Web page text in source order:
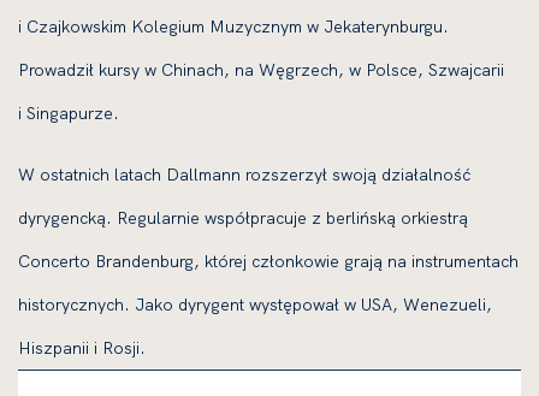
i Czajkowskim Kolegium Muzycznym w Jekaterynburgu.
Prowadził kursy w Chinach, na Węgrzech, w Polsce, Szwajcarii
i Singapurze.
W ostatnich latach Dallmann rozszerzył swoją działalność
dyrygencką. Regularnie współpracuje z berlińską orkiestrą
Concerto Brandenburg, której członkowie grają na instrumentach
historycznych. Jako dyrygent występował w USA, Wenezueli,
Hiszpanii i Rosji.